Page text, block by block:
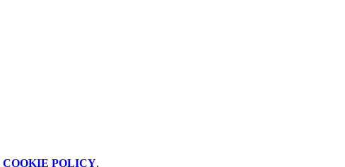
COOKIE POLICY.